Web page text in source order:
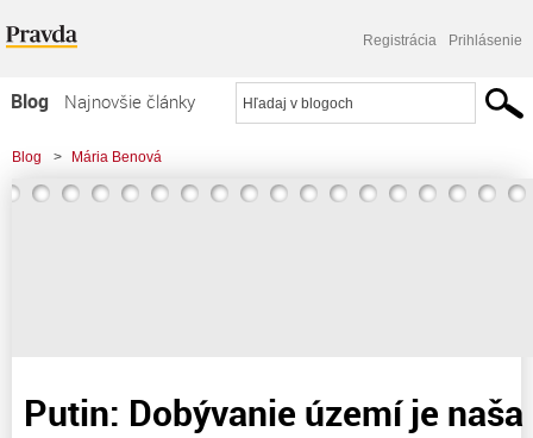
Registrácia Prihlásenie
Blog
Najnovšie články
Najčítanejšie články
Najkomentovanejšie články
Blog > Mária Benová
Putin: Dobývanie území je